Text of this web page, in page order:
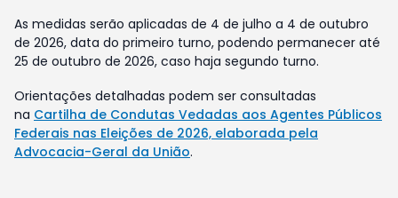
As medidas serão aplicadas de 4 de julho a 4 de outubro
de 2026, data do primeiro turno, podendo permanecer até
25 de outubro de 2026, caso haja segundo turno.
Orientações detalhadas podem ser consultadas
na Cartilha de Condutas Vedadas aos Agentes Públicos
Federais nas Eleições de 2026, elaborada pela
Advocacia-Geral da União.